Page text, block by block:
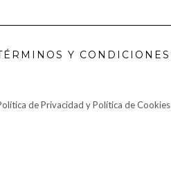
Y CONDICIONES
de Privacidad y Política de Cookies